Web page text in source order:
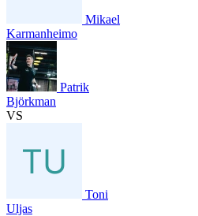
Mikael
Karmanheimo
Patrik
Björkman
VS
Toni
Uljas